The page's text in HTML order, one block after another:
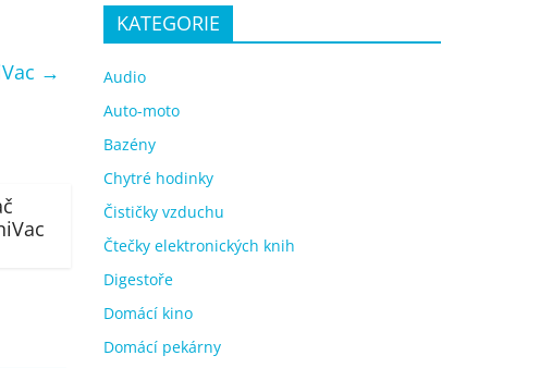
→
KATEGORIE
Audio
Auto-moto
Bazény
Chytré hodinky
Čističky vzduchu
Čtečky elektronických knih
Digestoře
Domácí kino
Domácí pekárny